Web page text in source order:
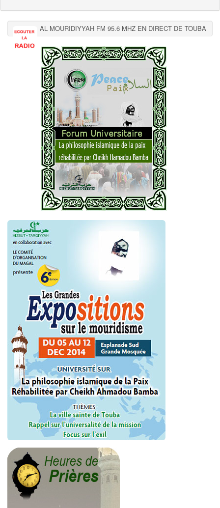
AL MOURIDIYYAH FM 95.6 MHZ EN DIRECT DE TOUBA